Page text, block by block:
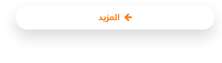
المزيد